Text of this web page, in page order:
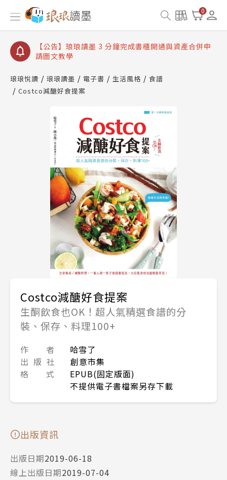
0
【公告】琅琅讀墨數位閱讀資產合併與書櫃開通申請
【公告】琅琅讀墨書櫃開通常見問題
【公告】琅琅讀墨 3 分鐘完成書櫃開通與資產合併申
請圖文教學
查詢
【公告】琅琅讀墨數位閱讀資產合併與書櫃開通申請
琅琅悅讀 琅琅讀墨 電子書 生活風格
食譜
Costco減醣好食提案
Costco減醣好食提案
生酮飲食也OK！超人氣精選食譜的分
裝、保存、料理100+
作 者
哈雪了
出 版 社
創意市集
格 式
EPUB(固定版面)
不提供電子書檔案另存下載
出版資訊
出版日期2019-06-18
線上出版日期2019-07-04